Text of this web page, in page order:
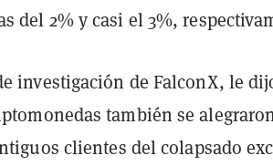
del 2% y casi el 3%,
investigación de FalconX, le
también se
clientes del colapsado